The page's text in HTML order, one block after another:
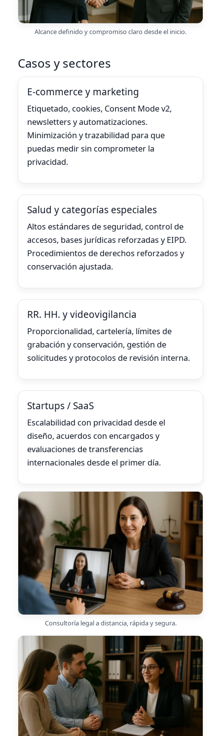
Alcance definido y compromiso claro desde el inicio.
Casos y sectores
E-commerce y marketing
Etiquetado, cookies, Consent Mode v2,
newsletters y automatizaciones.
Minimización y trazabilidad para que
puedas medir sin comprometer la
privacidad.
Salud y categorías especiales
Altos estándares de seguridad, control de
accesos, bases jurídicas reforzadas y EIPD.
Procedimientos de derechos reforzados y
conservación ajustada.
RR. HH. y videovigilancia
Proporcionalidad, cartelería, límites de
grabación y conservación, gestión de
solicitudes y protocolos de revisión interna.
Startups / SaaS
Escalabilidad con privacidad desde el
diseño, acuerdos con encargados y
evaluaciones de transferencias
internacionales desde el primer día.
Consultoría legal a distancia, rápida y segura.